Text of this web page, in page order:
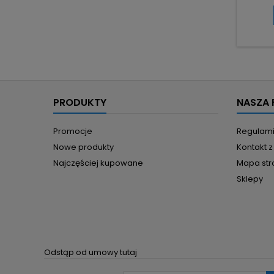
PRODUKTY
Promocje
Nowe produkty
Najczęściej kupowane
NASZA
Kontakt
Mapa
Sklepy
Odstąp od umowy tutaj